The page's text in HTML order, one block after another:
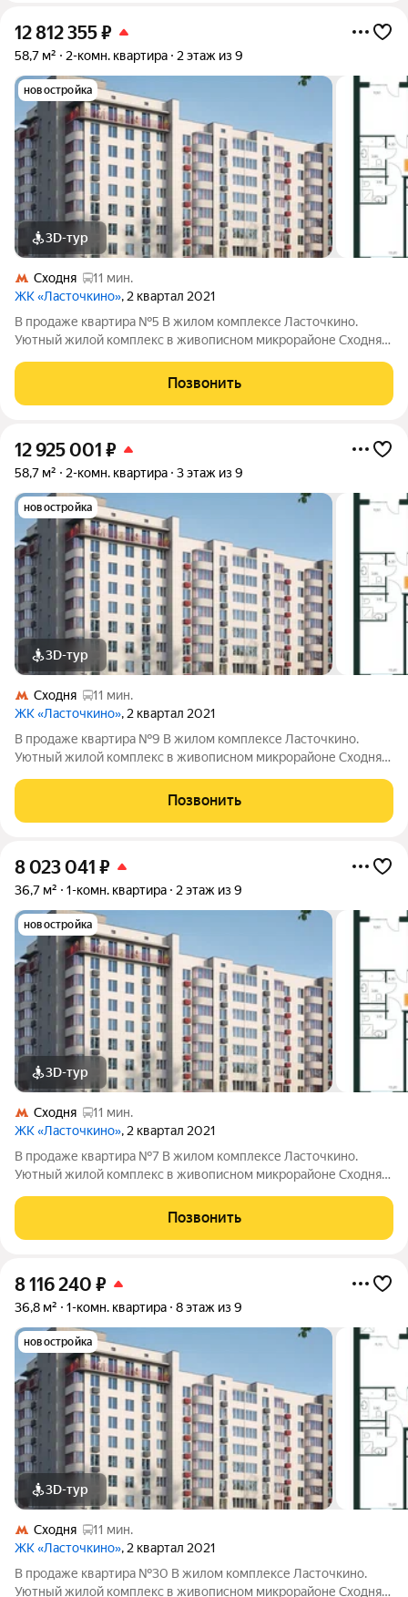
12 812 355₽
58,7 м² 2-комн. квартира 2 этаж из 9
новостройка
3D-тур
Сходня
11 мин.
ЖК «Ласточкино», 2 квартал 2021
В продаже квартира №5 В жилом комплексе Ласточкино.
Уютный жилой комплекс в живописном микрорайоне Сходня
Проект сочетает в себе гармонию природы и современные
городские удобства, создавая идеальное
Позвонить
12 925 001 ₽
58,7 м² 2-комн. квартира 3 этаж из 9
новостройка
3D-тур
Сходня
11 мин.
ЖК «Ласточкино», 2 квартал 2021
В продаже квартира №9 В жилом комплексе Ласточкино.
Уютный жилой комплекс в живописном микрорайоне Сходня
Проект сочетает в себе гармонию природы и современные
городские удобства, создавая идеальное
Позвонить
8 023 041 ₽
36,7 м² 1-комн. квартира 2 этаж из 9
новостройка
3D-тур
Сходня
11 мин.
ЖК «Ласточкино», 2 квартал 2021
В продаже квартира №7 В жилом комплексе Ласточкино.
Уютный жилой комплекс в живописном микрорайоне Сходня
Проект сочетает в себе гармонию природы и современные
городские удобства, создавая идеальное
Позвонить
8 116 240 ₽
36,8 м² 1-комн. квартира 8 этаж из 9
новостройка
3D-тур
Сходня
11 мин.
ЖК «Ласточкино», 2 квартал 2021
В продаже квартира №30 В жилом комплексе Ласточкино.
Уютный жилой комплекс в живописном микрорайоне Сходня